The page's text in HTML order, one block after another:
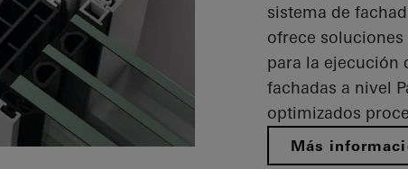
sistema de
ofrece
para la ejecución
fachadas a nivel
optimizados
Más